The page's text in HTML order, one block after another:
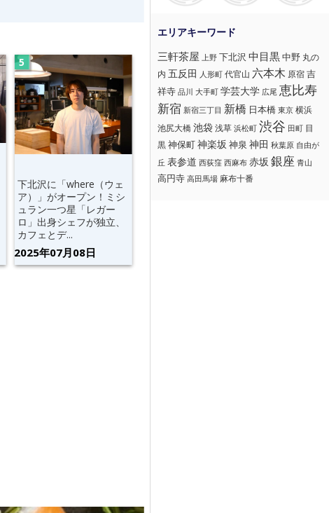
下北沢に「where（ウェ
ア）」がオープン！ミシ
ュラン一つ星「レガー
ロ」出身シェフが独立、
カフェとデ...
2025年07月08日
三軒茶屋 上野 下北沢 中目黒中野 丸の
内 五反田 人形町 代官山 六本木 原宿 吉
祥寺 品川 大手町 学芸大学 広尾 恵比寿
新宿 新宿三丁目 新橋 日本橋 東京 横浜
池尻大橋 池袋浅草 浜松町 渋谷 田町 目
黒神保町神楽坂 神泉 神田 秋葉原 自由が
丘 表参道 西荻窪 西麻布 赤坂 銀座 青山
高円寺 高田馬場 麻布十番